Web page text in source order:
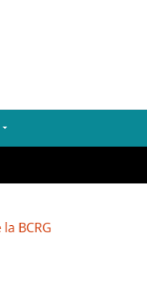
Dubréka : un